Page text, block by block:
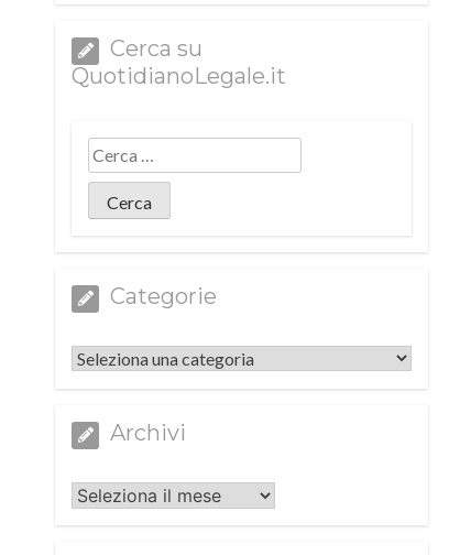
Cerca su
QuotidianoLegale.it
Categorie
Categorie
Archivi
Archivi